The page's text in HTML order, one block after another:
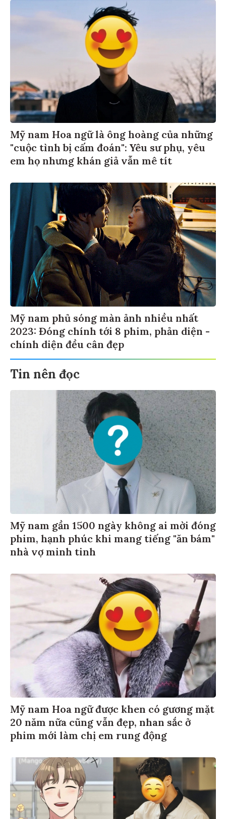
Mỹ nam Hoa ngữ là ông hoàng của những
"cuộc tình bị cấm đoán": Yêu sư phụ, yêu
em họ nhưng khán giả vẫn mê tít
Mỹ nam phủ sóng màn ảnh nhiều nhất
2023: Đóng chính tới 8 phim, phản diện -
chính diện đều cân đẹp
Tin nên đọc
Mỹ nam gần 1500 ngày không ai mời đóng
phim, hạnh phúc khi mang tiếng "ăn bám"
nhà vợ minh tinh
Mỹ nam Hoa ngữ được khen có gương mặt
20 năm nữa cũng vẫn đẹp, nhan sắc ở
phim mới làm chị em rung động